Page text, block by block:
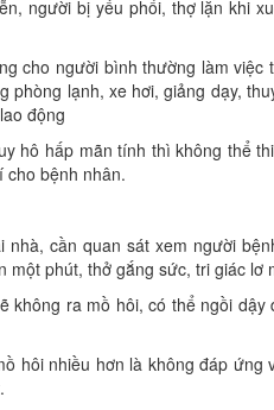
người bị yếu phổi, thợ lặn khi
cho người bình thường làm
phòng lạnh, xe hơi, giảng dạy,
động
hô hấp mãn tính thì không thể
cho bệnh nhân.
cần quan sát xem người
một phút, thở gắng sức, tri giác
không ra mồ hôi, có thể ngồi
hôi nhiều hơn là không đáp